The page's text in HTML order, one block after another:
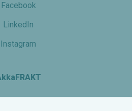
Facebook
LinkedIn
Instagram
0770-780 700
du nekar de
funktionalitet
hemsidan.